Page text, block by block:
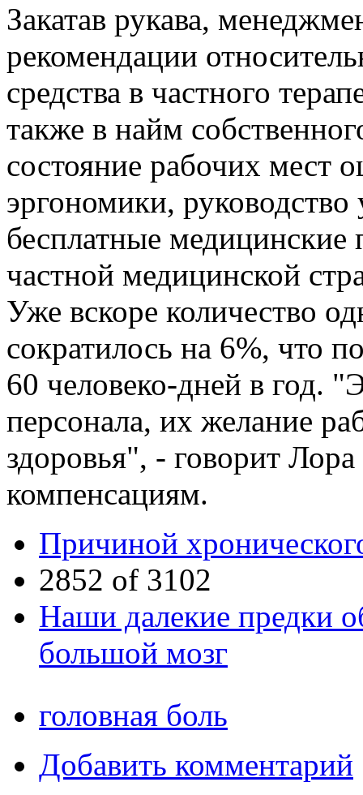
Закатав рукава,
рекомендации
средства в частного
также в найм
состояние рабочих мест
эргономики,
бесплатные медицинские
частной медицинской
Уже вскоре количество
сократилось на 6%, что
60 человеко-дней в год.
персонала, их желание
здоровья", - говорит
компенсациям.
Причиной
2852 of 3102
Наши далекие предки
большой мозг
головная боль
Добавить комментарий